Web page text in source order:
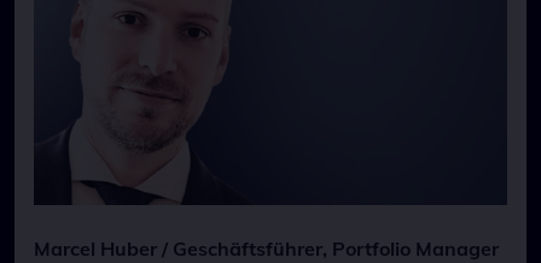
Marcel Huber / Geschäftsführer, Portfolio Manager